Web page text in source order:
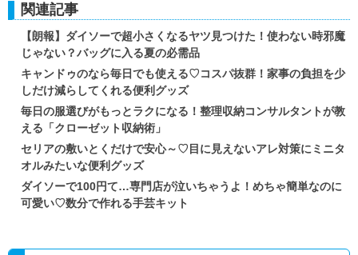
関連記事
【朗報】ダイソーで超小さくなるヤツ見つけた！使わない時邪魔
じゃない？バッグに入る夏の必需品
キャンドゥのなら毎日でも使える♡コスパ抜群！家事の負担を少
しだけ減らしてくれる便利グッズ
毎日の服選びがもっとラクになる！整理収納コンサルタントが教
える「クローゼット収納術」
セリアの敷いとくだけで安心～♡目に見えないアレ対策にミニタ
オルみたいな便利グッズ
ダイソーで100円て…専門店が泣いちゃうよ！めちゃ簡単なのに
可愛い♡数分で作れる手芸キット